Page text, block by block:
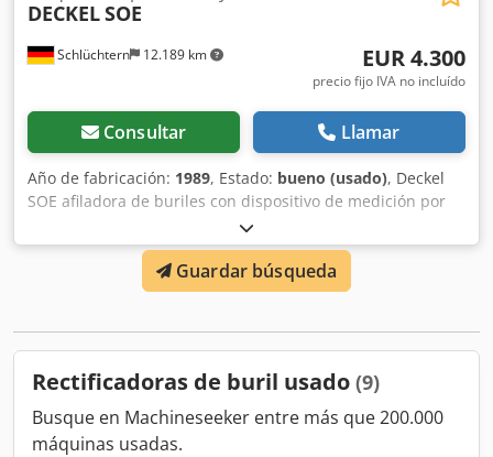
Schlüchtern 12.189 km
DECKELSOE
EUR 4.300
precio fijo IVA no incluído
Consultar Llamar
Año de fabricación: 1989, Estado: bueno (usado), Deckel
SOE afiladora de buriles con dispositivo de medición por
proyección. Accesorios: pinzas de sujeción, varias muelas
abrasivas. Buen estado operativo. Dcsdpfjg Tmdmjx Aifjk
Guardar búsqueda
Rectificadoras de buril usado (9)
Busque en Machineseeker entre más que 200.000
máquinas usadas.